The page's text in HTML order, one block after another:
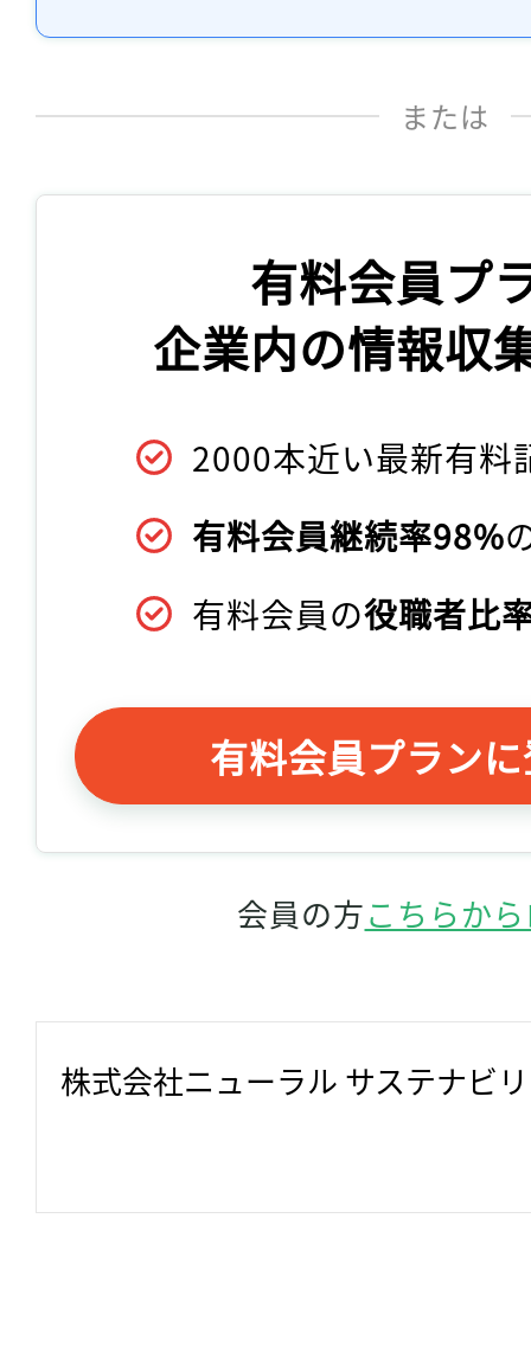
または
有料会員プ
企業内の情報収
2000本近い最新有料
有料会員継続率98%
有料会員の役職者比
有料会員プラン
会員の方こちらか
株式会社ニューラル サステナビ